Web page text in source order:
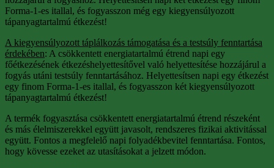
Forma-1-es itallal, és fogyasszon még egy kiegyensúlyozott
tápanyagtartalmú étkezést!
A kiegyensúlyozott táplálkozás támogatása és a testsúly fenntartása
érdekében: A csökkentett energiatartalmú étrend napi egy
főétkezésének étkezéshelyettesítővel való helyettesítése hozzájárul a
fogyás utáni testsúly fenntartásához. Helyettesítsen napi egy étkezést
egy finom Forma-1-es itallal, és fogyasszon két kiegyensúlyozott
tápanyagtartalmú étkezést!
A termék fogyasztása csökkentett energiatartalmú étrend részeként
és más élelmiszerekkel együtt javasolt, rendszeres fizikai aktivitással
együtt. Fontos a megfelelő napi folyadékbevitel fenntartása. Fontos,
hogy kövesse ezeket az utasításokat a jelzett módon.